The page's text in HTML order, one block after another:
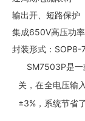
输出开、短路保护
集成650V高压功
封装形式：SOP8-
SM7503P是一
关，在全电压输
±3%，系统节省